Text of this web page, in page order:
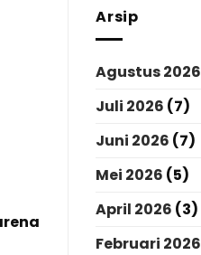
Arsip
Agustus 2026
Juli 2026 (7)
Juni 2026 (7)
Mei 2026 (5)
April 2026 (3)
Februari 2026